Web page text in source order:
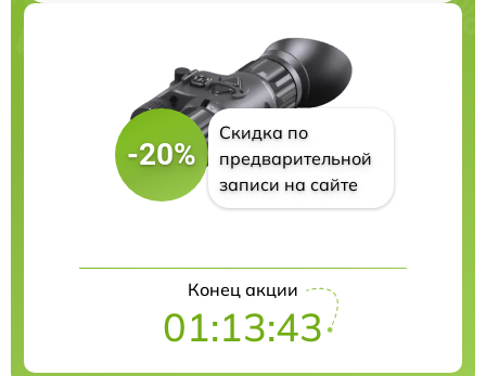
-20%
Скидка по
предварительной
записи на сайте
Конец акции
01:13:43